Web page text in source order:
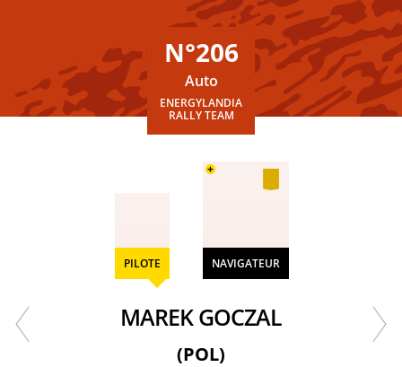
N°206
Auto
ENERGYLANDIA
RALLY TEAM
PILOTE NAVIGATEUR
+
MAREK GOCZAL
(POL)